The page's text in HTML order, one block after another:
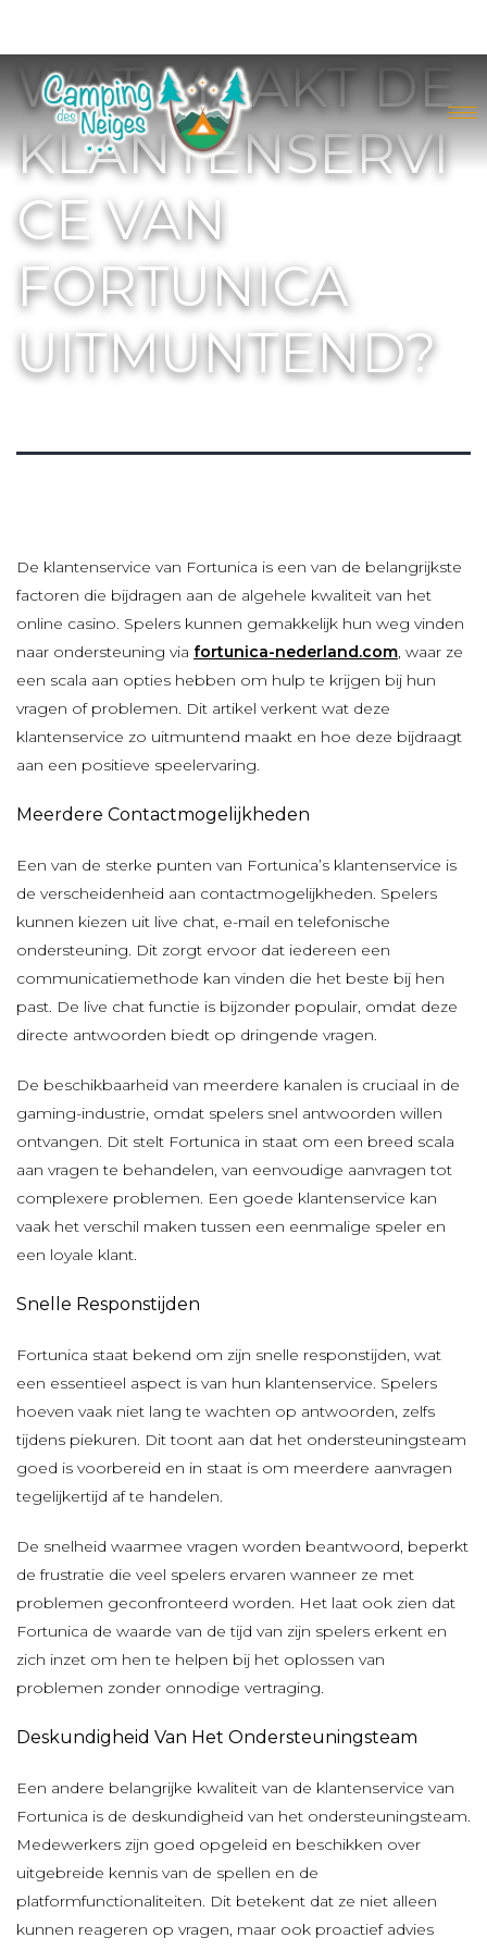
WAT MAAKT DE
KLANTENSERVI
CE VAN
FORTUNICA
UITMUNTEND?
De klantenservice van Fortunica is een van de belangrijkste
factoren die bijdragen aan de algehele kwaliteit van het
online casino. Spelers kunnen gemakkelijk hun weg vinden
naar ondersteuning via fortunica-nederland.com, waar ze
een scala aan opties hebben om hulp te krijgen bij hun
vragen of problemen. Dit artikel verkent wat deze
klantenservice zo uitmuntend maakt en hoe deze bijdraagt
aan een positieve speelervaring.
Meerdere Contactmogelijkheden
Een van de sterke punten van Fortunica’s klantenservice is
de verscheidenheid aan contactmogelijkheden. Spelers
kunnen kiezen uit live chat, e-mail en telefonische
ondersteuning. Dit zorgt ervoor dat iedereen een
communicatiemethode kan vinden die het beste bij hen
past. De live chat functie is bijzonder populair, omdat deze
directe antwoorden biedt op dringende vragen.
De beschikbaarheid van meerdere kanalen is cruciaal in de
gaming-industrie, omdat spelers snel antwoorden willen
ontvangen. Dit stelt Fortunica in staat om een breed scala
aan vragen te behandelen, van eenvoudige aanvragen tot
complexere problemen. Een goede klantenservice kan
vaak het verschil maken tussen een eenmalige speler en
een loyale klant.
Snelle Responstijden
Fortunica staat bekend om zijn snelle responstijden, wat
een essentieel aspect is van hun klantenservice. Spelers
hoeven vaak niet lang te wachten op antwoorden, zelfs
tijdens piekuren. Dit toont aan dat het ondersteuningsteam
goed is voorbereid en in staat is om meerdere aanvragen
tegelijkertijd af te handelen.
De snelheid waarmee vragen worden beantwoord, beperkt
de frustratie die veel spelers ervaren wanneer ze met
problemen geconfronteerd worden. Het laat ook zien dat
Fortunica de waarde van de tijd van zijn spelers erkent en
zich inzet om hen te helpen bij het oplossen van
problemen zonder onnodige vertraging.
Deskundigheid Van Het Ondersteuningsteam
Een andere belangrijke kwaliteit van de klantenservice van
Fortunica is de deskundigheid van het ondersteuningsteam.
Medewerkers zijn goed opgeleid en beschikken over
uitgebreide kennis van de spellen en de
platformfunctionaliteiten. Dit betekent dat ze niet alleen
kunnen reageren op vragen, maar ook proactief advies